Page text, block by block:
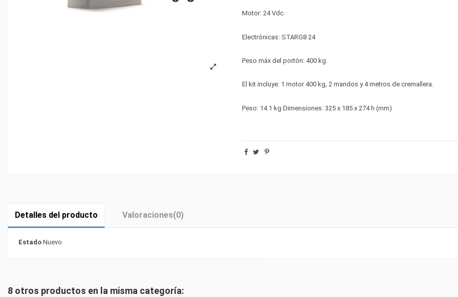
Motor: 24 Vdc
Electrónicas: STARG8 24
Peso máx del portón: 400 kg
El kit incluye: 1 motor 400 kg, 2 mandos y 4 metros de cremallera.
Peso: 14.1 kg Dimensiones: 325 x 185 x 274 h (mm)
Detalles del producto Valoraciones(0)
Estado Nuevo
8 otros productos en la misma categoría: